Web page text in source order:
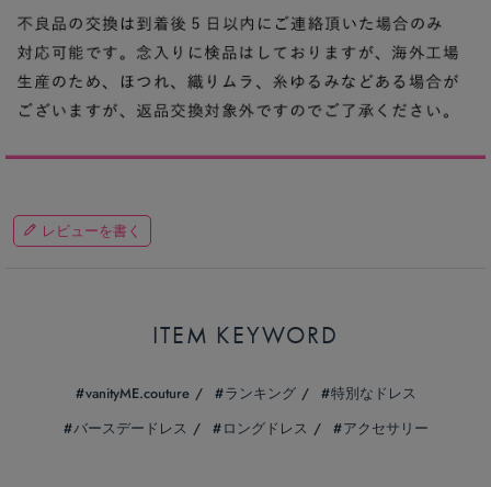
レビューを書く
ITEM KEYWORD
vanityME.couture ランキング
特別なドレス
バースデードレス
ロングドレス アクセサリー